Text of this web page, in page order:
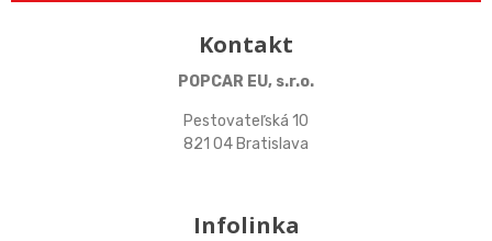
Kontakt
POPCAR EU, s.r.o.
Pestovateľská 10
821 04 Bratislava
Infolinka